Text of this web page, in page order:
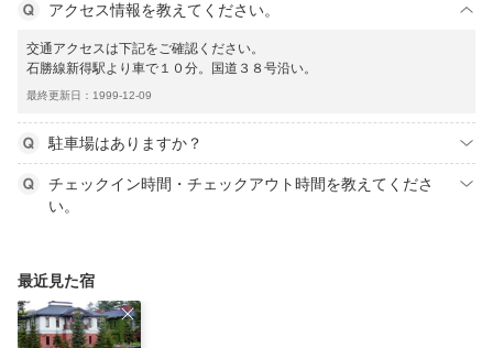
アクセス情報を教えてください。
交通アクセスは下記をご確認ください。
石勝線新得駅より車で１０分。国道３８号沿い。
最終更新日：1999-12-09
駐車場はありますか？
チェックイン時間・チェックアウト時間を教えてくださ
い。
最近見た宿